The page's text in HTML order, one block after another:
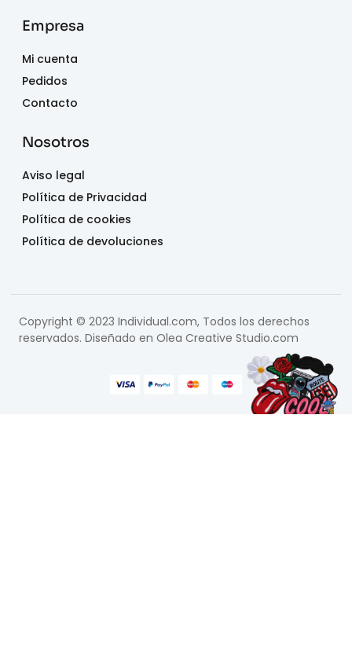
Empresa
Mi cuenta
Pedidos
Contacto
Nosotros
Aviso legal
Política de Privacidad
Política de cookies
Política de devoluciones
Copyright © 2023 Individual.com, Todos los derechos
reservados. Diseñado en Olea Creative Studio.com